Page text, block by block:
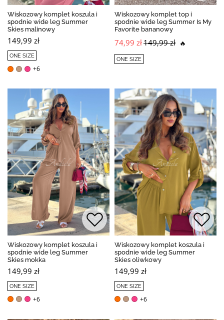
Wiskozowy komplet koszula i
spodnie wide leg Summer
Skies malinowy
149,99 zł
ONE SIZE
+6
Wiskozowy komplet top i
spodnie wide leg Summer Is My
Favorite bananowy
74,99 zł149,99 zł 🔥
ONE SIZE
Wiskozowy komplet koszula i
spodnie wide leg Summer
Skies mokka
149,99 zł
ONE SIZE
+6
Wiskozowy komplet koszula i
spodnie wide leg Summer
Skies oliwkowy
149,99 zł
ONE SIZE
+6